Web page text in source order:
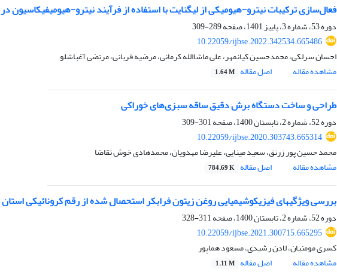
فعال‌سازی ترکیبات نیترو-هیومیکی از لیگنایت با استفاده از فرآیند نیترو-
دوره 53، شماره 3، پاییز 1401، صفحه
289-309
10.22059/ijbse.2022.342534.665486
احسان سرلکی، محمدحسین کیانمهر، علی ماشاالله کرمانی، مرضیه قربانی، مرتضی آغباشلو
مشاهده مقاله
اصل مقاله 1.64 M
طراحی و ساخت دستگاه برش دقیق ساقه سبزی‌های خوراکی
دوره 52، شماره 2، تابستان 1400، صفحه
301-309
10.22059/ijbse.2020.303743.665314
محمد حسین پور زرنق، سعید مینایی، علیرضا مهدویان، محمدهادی خوش تقاضا
مشاهده مقاله
اصل مقاله 784.69 K
بررسی ویژگی‏های فیزیکوشیمیایی روغن زیتون فرابکر استحصال شده از رقم کرونائیکی
دوره 52، شماره 2، تابستان 1400، صفحه
311-328
10.22059/ijbse.2021.300715.665295
کسری مومنیان، لادن رشیدی، مسعود هماپور
مشاهده مقاله
اصل مقاله 1.11 M